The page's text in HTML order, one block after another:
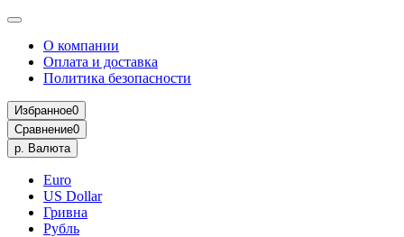
О компании
Оплата и доставка
Политика безопасности
Избранное0
Сравнение0
р. Валюта
Euro
US Dollar
Гривна
Рубль